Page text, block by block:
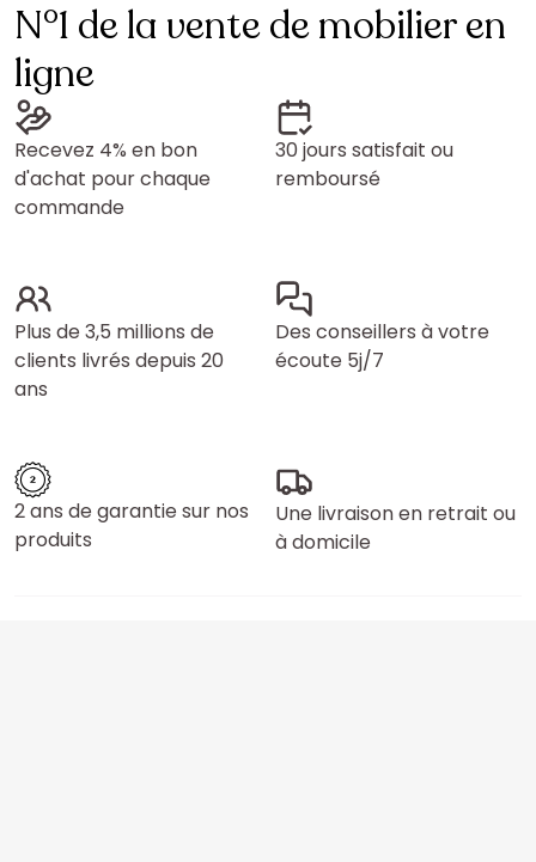
N°1 de la vente de mobilier en
ligne
Recevez 4% en bon
d'achat pour chaque
commande
30 jours satisfait ou
remboursé
Plus de 3,5 millions de
clients livrés depuis 20
ans
Des conseillers à votre
écoute 5j/7
2 ans de garantie sur nos
produits
Une livraison en retrait ou
à domicile